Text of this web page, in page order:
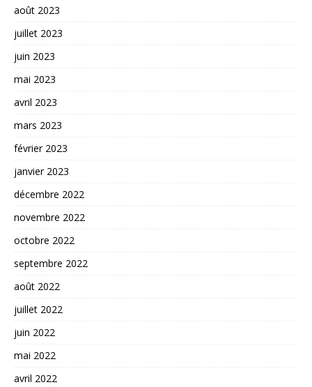
août 2023
juillet 2023
juin 2023
mai 2023
avril 2023
mars 2023
février 2023
janvier 2023
décembre 2022
novembre 2022
octobre 2022
septembre 2022
août 2022
juillet 2022
juin 2022
mai 2022
avril 2022